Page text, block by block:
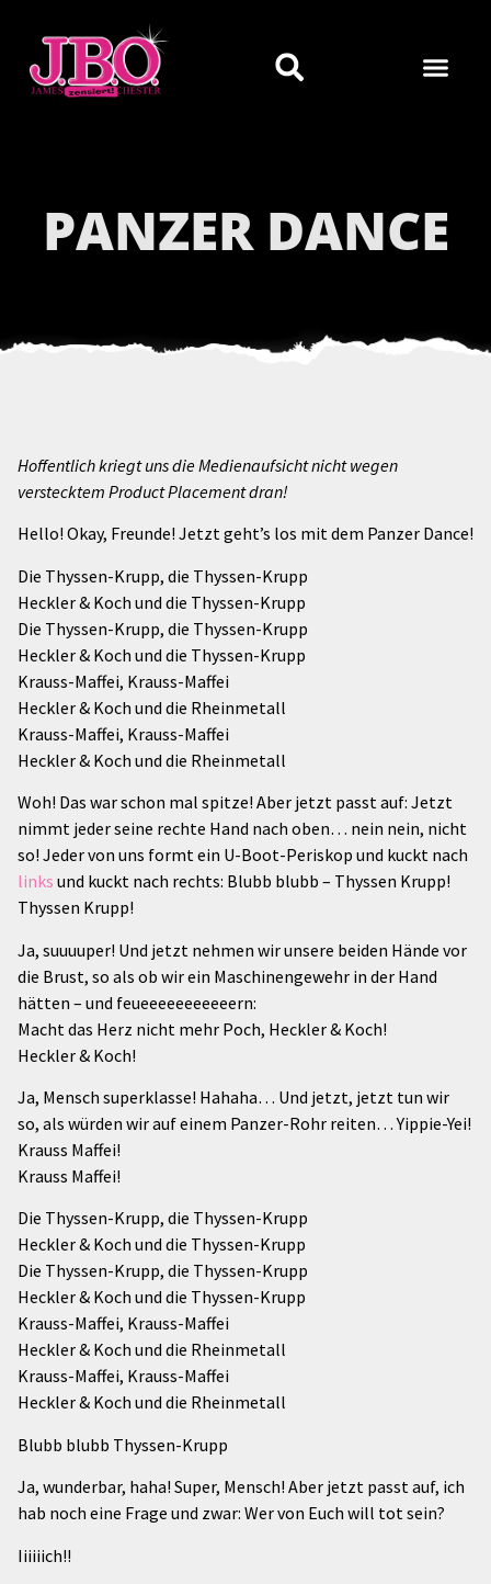
PANZER DANCE
Hoffentlich kriegt uns die Medienaufsicht nicht wegen
verstecktem Product Placement dran!
Hello! Okay, Freunde! Jetzt geht’s los mit dem Panzer Dance!
Die Thyssen-Krupp, die Thyssen-Krupp
Heckler & Koch und die Thyssen-Krupp
Die Thyssen-Krupp, die Thyssen-Krupp
Heckler & Koch und die Thyssen-Krupp
Krauss-Maffei, Krauss-Maffei
Heckler & Koch und die Rheinmetall
Krauss-Maffei, Krauss-Maffei
Heckler & Koch und die Rheinmetall
Woh! Das war schon mal spitze! Aber jetzt passt auf: Jetzt
nimmt jeder seine rechte Hand nach oben… nein nein, nicht
so! Jeder von uns formt ein U-Boot-Periskop und kuckt nach
links und kuckt nach rechts: Blubb blubb – Thyssen Krupp!
Thyssen Krupp!
Ja, suuuuper! Und jetzt nehmen wir unsere beiden Hände vor
die Brust, so als ob wir ein Maschinengewehr in der Hand
hätten – und feueeeeeeeeeeern:
Macht das Herz nicht mehr Poch, Heckler & Koch!
Heckler & Koch!
Ja, Mensch superklasse! Hahaha… Und jetzt, jetzt tun wir
so, als würden wir auf einem Panzer-Rohr reiten… Yippie-Yei!
Krauss Maffei!
Krauss Maffei!
Die Thyssen-Krupp, die Thyssen-Krupp
Heckler & Koch und die Thyssen-Krupp
Die Thyssen-Krupp, die Thyssen-Krupp
Heckler & Koch und die Thyssen-Krupp
Krauss-Maffei, Krauss-Maffei
Heckler & Koch und die Rheinmetall
Krauss-Maffei, Krauss-Maffei
Heckler & Koch und die Rheinmetall
Blubb blubb Thyssen-Krupp
Ja, wunderbar, haha! Super, Mensch! Aber jetzt passt auf, ich
hab noch eine Frage und zwar: Wer von Euch will tot sein?
Iiiiiich!!